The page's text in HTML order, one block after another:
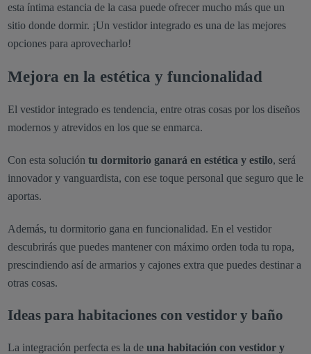
esta íntima estancia de la casa puede ofrecer mucho más que un
sitio donde dormir. ¡Un vestidor integrado es una de las mejores
opciones para aprovecharlo!
Mejora en la estética y funcionalidad
El vestidor integrado es tendencia, entre otras cosas por los diseños
modernos y atrevidos en los que se enmarca.
Con esta solución tu dormitorio ganará en estética y estilo, será
innovador y vanguardista, con ese toque personal que seguro que le
aportas.
Además, tu dormitorio gana en funcionalidad. En el vestidor
descubrirás que puedes mantener con máximo orden toda tu ropa,
prescindiendo así de armarios y cajones extra que puedes destinar a
otras cosas.
Ideas para habitaciones con vestidor y baño
La integración perfecta es la de una habitación con vestidor y